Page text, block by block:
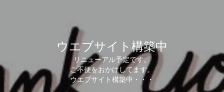
ウエブサイト構築中
リニューアル予定です。
ご不便をおかけしてます。
ウエブサイト構築中・・・